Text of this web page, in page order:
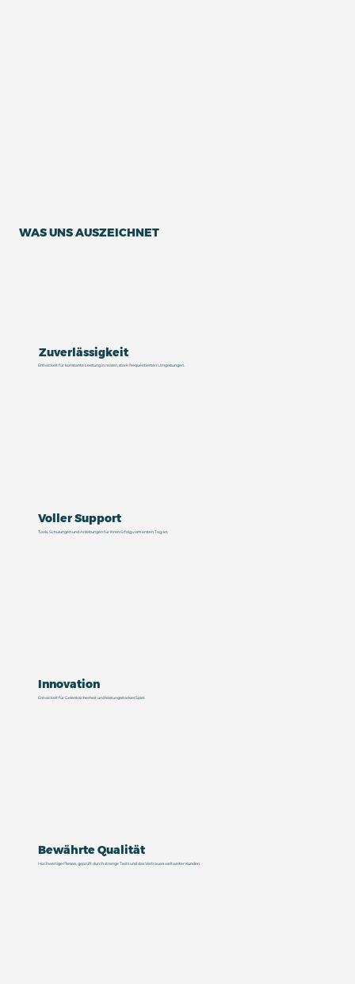
WAS UNS AUSZEICHNET
Zuverlässigkeit
Entwickelt für konstante Leistung in realen, stark frequentierten Umgebungen.
Voller Support
Tools, Schulungen und Anleitungen für Ihren Erfolg vom ersten Tag an.
Innovation
Entwickelt für Gelenksicherheit und leistungsstarkes Spiel.
Bewährte Qualität
Hochwertige Fliesen, geprüft durch strenge Tests und das Vertrauen weltweiter Kunden.